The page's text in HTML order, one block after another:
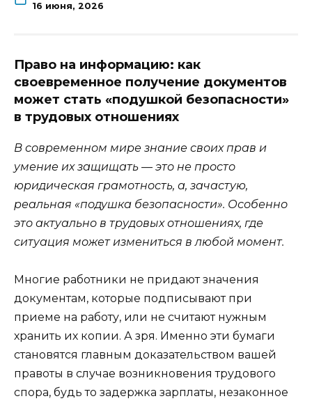
16 июня, 2026
Право на информацию: как
своевременное получение документов
может стать «подушкой безопасности»
в трудовых отношениях
В современном мире знание своих прав и
умение их защищать — это не просто
юридическая грамотность, а, зачастую,
реальная «подушка безопасности». Особенно
это актуально в трудовых отношениях, где
ситуация может измениться в любой момент.
Многие работники не придают значения
документам, которые подписывают при
приеме на работу, или не считают нужным
хранить их копии. А зря. Именно эти бумаги
становятся главным доказательством вашей
правоты в случае возникновения трудового
спора, будь то задержка зарплаты, незаконное